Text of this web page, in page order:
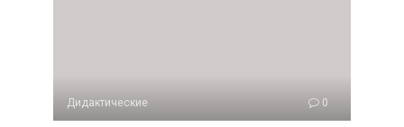
Дидактические 0